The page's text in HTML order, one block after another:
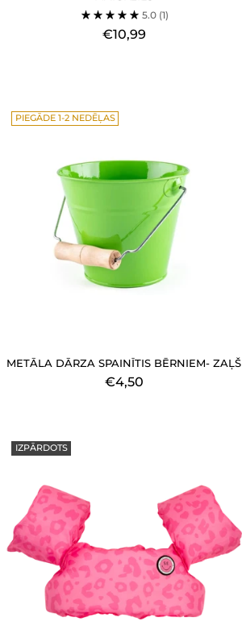
5.0 (1)
€10,99
PIEGĀDE 1-2 NEDĒĻAS
METĀLA DĀRZA SPAINĪTIS BĒRNIEM- ZAĻŠ
€4,50
IZPĀRDOTS